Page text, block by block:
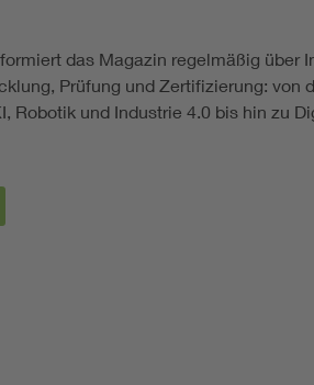
das Magazin regelmäßig über
Prüfung und Zertifizierung: von
Robotik und Industrie 4.0 bis hin zu